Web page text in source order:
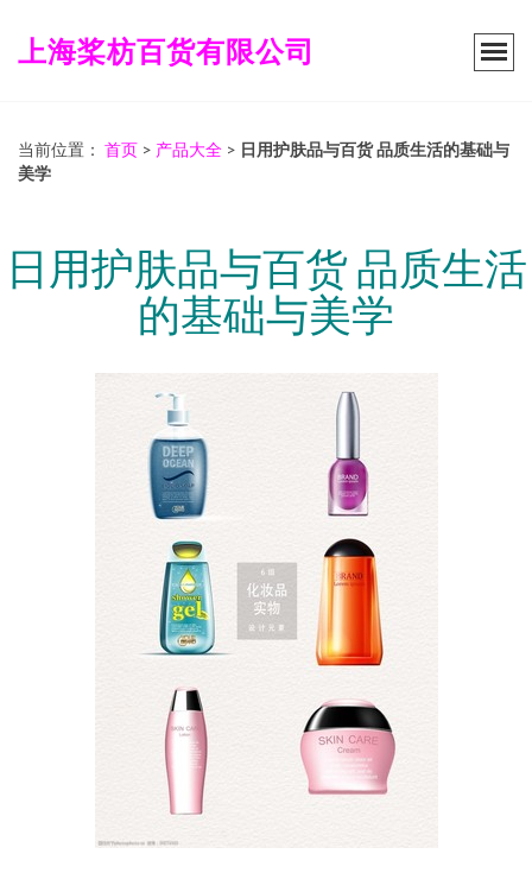
上海桨枋百货有限公司
当前位置： 首页 > 产品大全 > 日用护肤品与百货 品质生活的基础与
美学
日用护肤品与百货 品质生活
的基础与美学